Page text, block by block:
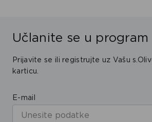
Učlanite se u
Prijavite se ili registrujte uz Vašu
karticu.
E-mail